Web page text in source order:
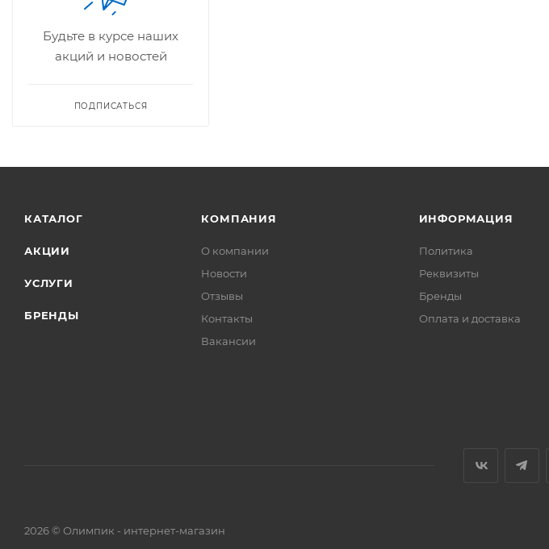
Будьте в курсе наших
акций и новостей
ПОДПИСАТЬСЯ
КАТАЛОГ
АКЦИИ
УСЛУГИ
БРЕНДЫ
КОМПАНИЯ
О компании
Новости
Отзывы
Контакты
Вакансии
ИНФОРМАЦИЯ
Политика
Реквизиты
Бренды
Оплата и доставка
2026 © Олимпик - интернет-магазин